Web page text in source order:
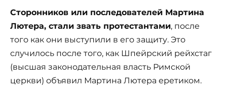
Сторонников или последователей Мартина
Лютера, стали звать протестантами, после
того как они выступили в его защиту. Это
случилось после того, как Шпейрский рейхстаг
(высшая законодательная власть Римской
церкви) объявил Мартина Лютера еретиком.